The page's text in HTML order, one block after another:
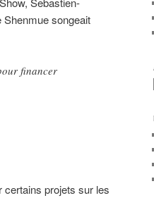
Shenmue songeait
financer
certains projets sur les